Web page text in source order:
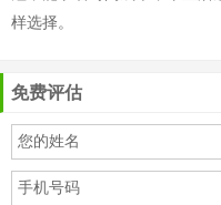
样选择。
免费评估